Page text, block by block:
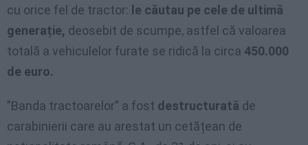
cu orice fel de tractor: le căutau pe cele de ultimă
generație, deosebit de scumpe, astfel că valoarea
totală a vehiculelor furate se ridică la circa 450.000
de euro.
”Banda tractoarelor” a fost destructurată de
carabinierii care au arestat un cetățean de